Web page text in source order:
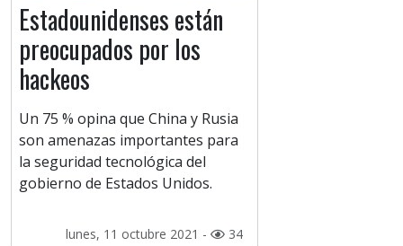
Estadounidenses están
preocupados por los
hackeos
Un 75 % opina que China y Rusia
son amenazas importantes para
la seguridad tecnológica del
gobierno de Estados Unidos.
lunes, 11 octubre 2021 - 34